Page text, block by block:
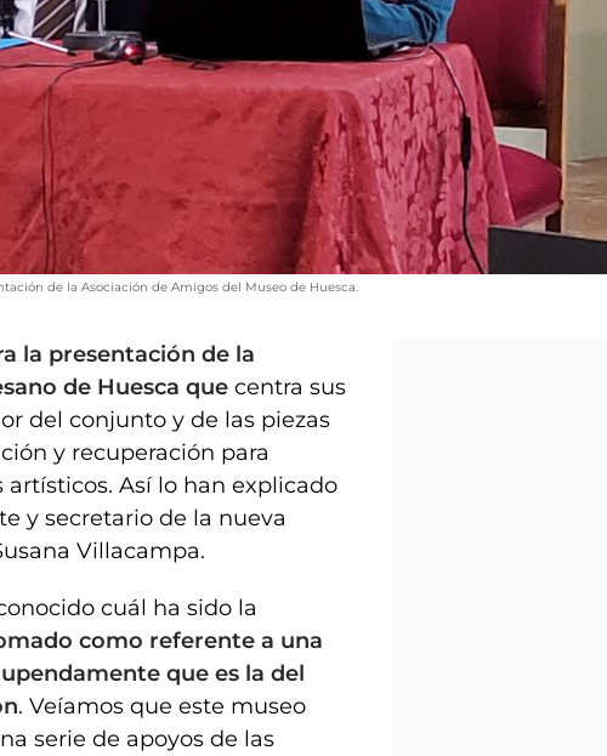
de la Asociación de Amigos del Museo de Huesca.
la presentación de la
de Huesca que centra sus
del conjunto y de las piezas
y recuperación para
Así lo han explicado
y secretario de la nueva
Villacampa.
cuál ha sido la
como referente a una
que es la del
. Veíamos que este museo
serie de apoyos de las